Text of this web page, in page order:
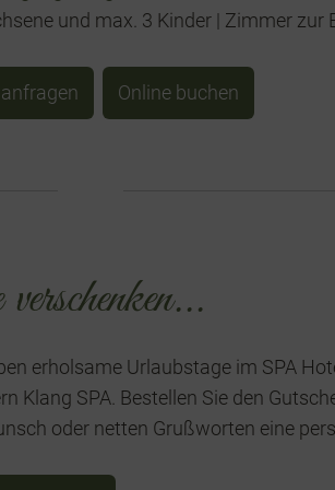
und max. 3 Kinder | Zimmer zur
Online buchen
erholsame Urlaubstage im SPA
Klang SPA. Bestellen Sie den
oder netten Grußworten eine